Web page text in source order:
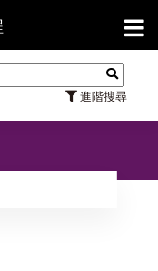
進階搜尋
【